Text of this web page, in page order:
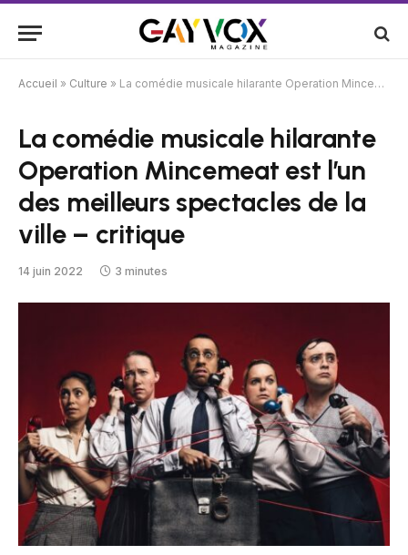
Accueil » Culture » La comédie musicale hilarante Operation Mincemeat est l’un des meilleurs spectacles de la ville – critique
La comédie musicale hilarante
Operation Mincemeat est l’un
des meilleurs spectacles de la
ville – critique
14 juin 2022 3 minutes